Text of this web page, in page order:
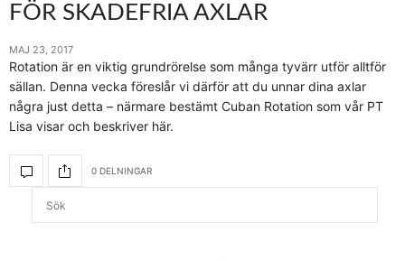
FÖR SKADEFRIA AXLAR
MAJ 23, 2017
Rotation är en viktig grundrörelse som många tyvärr utför alltför
sällan. Denna vecka föreslår vi därför att du unnar dina axlar
några just detta – närmare bestämt Cuban Rotation som vår PT
Lisa visar och beskriver här.
0 DELNINGAR